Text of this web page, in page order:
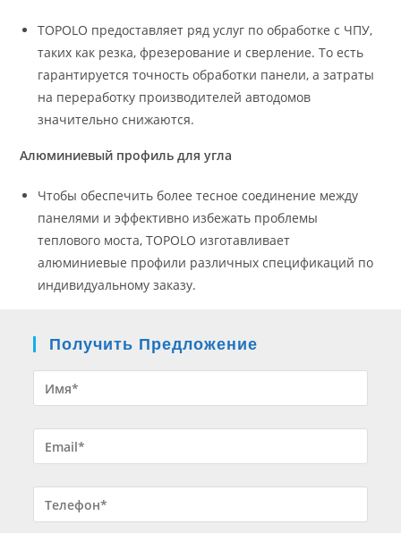
TOPOLO предоставляет ряд услуг по обработке с ЧПУ,
таких как резка, фрезерование и сверление. То есть
гарантируется точность обработки панели, а затраты
на переработку производителей автодомов
значительно снижаются.
Алюминиевый профиль для угла
Чтобы обеспечить более тесное соединение между
панелями и эффективно избежать проблемы
теплового моста, TOPOLO изготавливает
алюминиевые профили различных спецификаций по
индивидуальному заказу.
Получить Предложение